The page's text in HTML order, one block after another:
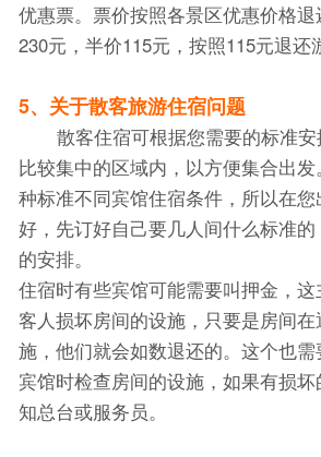
优惠票。票价按照各景区优惠价格
230元，半价115元，按照115元退还
5、关于散客旅游住宿问题
散客住宿可根据您需要的标准安
比较集中的区域内，以方便集合出
种标准不同宾馆住宿条件，所以在
好，先订好自己要几人间什么标准
的安排。
住宿时有些宾馆可能需要叫押金，
客人损坏房间的设施，只要是房间
施，他们就会如数退还的。这个也
宾馆时检查房间的设施，如果有损
知总台或服务员。